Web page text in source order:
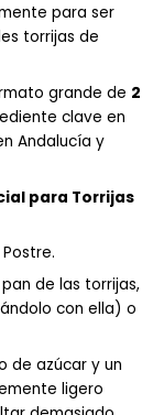
para ser
torrijas de
grande de 2
clave en
Andalucía y
para Torrijas
de las torrijas,
con ella) o
de azúcar y un
ligero